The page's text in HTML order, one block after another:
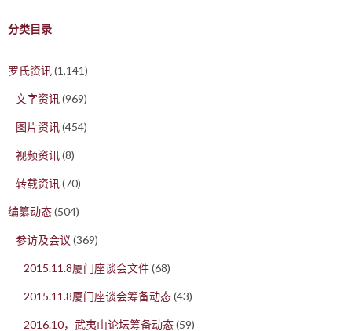
分类目录
罗氏资讯(1,141)
文字资讯(969)
图片资讯(454)
视频资讯(8)
转载资讯(70)
编纂动态(504)
参访及会议 (369)
2015.11.8厦门座谈会文件(68)
2015.11.8厦门座谈会筹备动态(43)
2016.10，武夷山论坛筹备动态(59)